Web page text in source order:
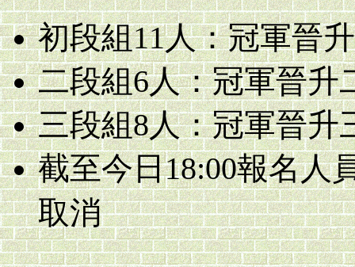
初段組11人：冠軍晉
二段組6人：冠軍晉升
三段組8人：冠軍晉升
截至今日18:00報名人
取消